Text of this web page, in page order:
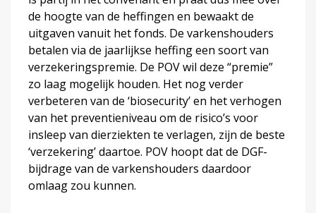
de hoogte van de heffingen en bewaakt de
uitgaven vanuit het fonds. De varkenshouders
betalen via de jaarlijkse heffing een soort van
verzekeringspremie. De POV wil deze “premie”
zo laag mogelijk houden. Het nog verder
verbeteren van de ‘biosecurity’ en het verhogen
van het preventieniveau om de risico’s voor
insleep van dierziekten te verlagen, zijn de beste
‘verzekering’ daartoe. POV hoopt dat de DGF-
bijdrage van de varkenshouders daardoor
omlaag zou kunnen.